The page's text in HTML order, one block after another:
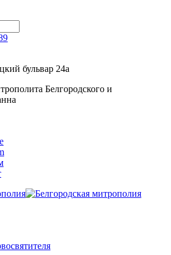
бульвар 24а
Белгородского и